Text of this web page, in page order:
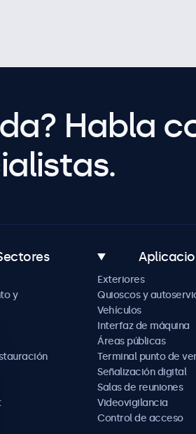
Habla
y
Exteriores
Quioscos y
Vehículos
Interfaz de máquina
Áreas públicas
Terminal punto de
Señalización digital
Salas de reuniones
Videovigilancia
Control de acceso